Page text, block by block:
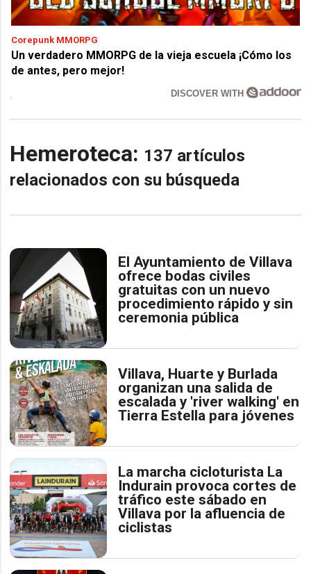
Corepunk MMORPG
Un verdadero MMORPG de la vieja escuela ¡Cómo los
de antes, pero mejor!
DISCOVER WITH
Hemeroteca: 137 artículos
relacionados con su búsqueda
El Ayuntamiento de Villava
ofrece bodas civiles
gratuitas con un nuevo
procedimiento rápido y sin
ceremonia pública
Villava, Huarte y Burlada
organizan una salida de
escalada y 'river walking' en
Tierra Estella para jóvenes
La marcha cicloturista La
Indurain provoca cortes de
tráfico este sábado en
Villava por la afluencia de
ciclistas